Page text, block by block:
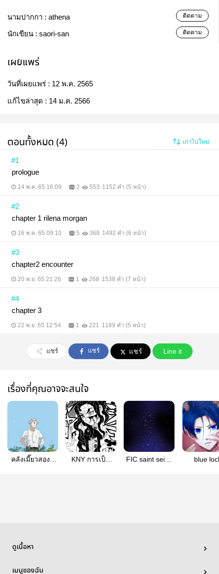
นามปากกา : athena ติดตาม
นักเขียน : saori-san ติดตาม
เผยแพร่
วันที่เผยแพร่ : 12 พ.ค. 2565
แก้ไขล่าสุด : 14 ม.ค. 2566
ตอนทั้งหมด (4) เก่าไปใหม่
#1
prologue
14 พ.ค. 65 16:09 2 553 1152 คำ (5 หน้า)
#2
chapter 1 rilena morgan
16 พ.ค. 65 09:10 5 368 1492 คำ (6 หน้า)
#3
chapter2 encounter
20 พ.ย. 65 21:26 1 268 1538 คำ (7 หน้า)
#4
chapter 3
22 พ.ย. 65 12:54 1 221 1189 คำ (5 หน้า)
แชร์ แชร์ แชร์ Line it
เรื่องที่คุณอาจจะสนใจ
คลังเมี๊ยวสองสี
KNY การเป็น
FIC saint seiya
blue
ดูเนื้อหา
เมนูของฉัน